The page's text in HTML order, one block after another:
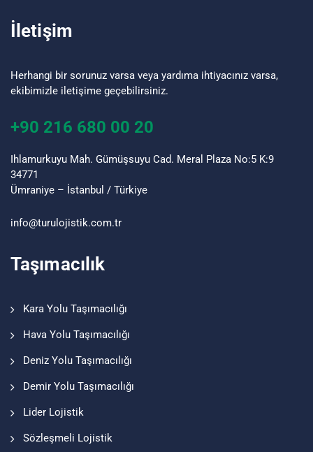
İletişim
Herhangi bir sorunuz varsa veya yardıma ihtiyacınız varsa,
ekibimizle iletişime geçebilirsiniz.
+90 216 680 00 20
Ihlamurkuyu Mah. Gümüşsuyu Cad. Meral Plaza No:5 K:9
34771
Ümraniye – İstanbul / Türkiye
info@turu lojistik.com.tr
Taşımacılık
Kara Yolu Taşımacılığı
Hava Yolu Taşımacılığı
Deniz Yolu Taşımacılığı
Demir Yolu Taşımacılığı
Lider Lojistik
Sözleşmeli Lojistik